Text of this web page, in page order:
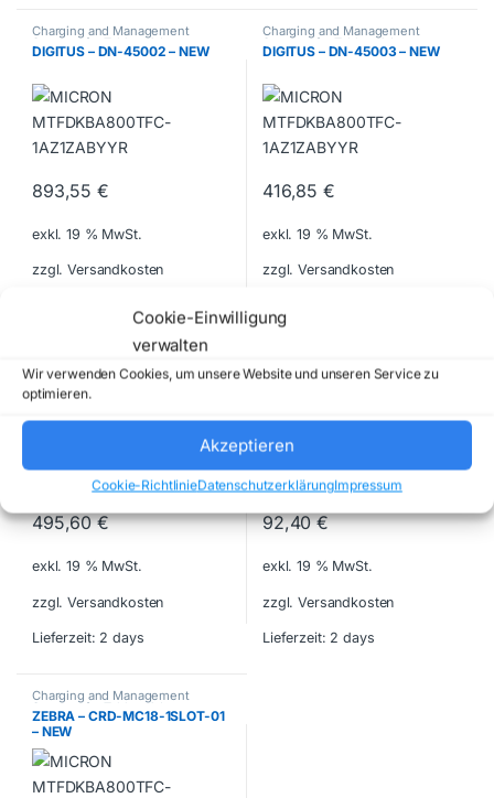
Cookie-Einwilligung
verwalten
Wir verwenden Cookies, um unsere Website und unseren Service zu
optimieren.
Akzeptieren
Cookie-RichtlinieDatenschutzerklärungImpressum
Charging and Management
Systems for Tablets & Laptops
DIGITUS – DN-45002 – NEW
893,55€
exkl. 19 % MwSt.
zzgl. Versandkosten
Charging and Management
Systems for Tablets & Laptops
DIGITUS – DN-45003 – NEW
416,85€
exkl. 19 % MwSt.
zzgl. Versandkosten
Systems for Tablets & Laptops
DIGITUS – DN-45007 – NEW
495,60€
exkl. 19 % MwSt.
zzgl. Versandkosten
Lieferzeit: 2 days
Systems for Tablets & Laptops
LINDY – 73309 – NEW
92,40€
exkl. 19 % MwSt.
zzgl. Versandkosten
Lieferzeit: 2 days
Charging and Management
Systems for Tablets & Laptops
ZEBRA – CRD-MC18-1SLOT-01
– NEW